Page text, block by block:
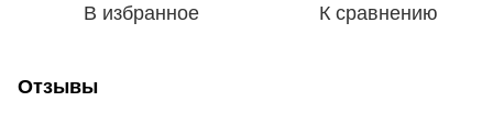
В избранное К сравнению
Отзывы